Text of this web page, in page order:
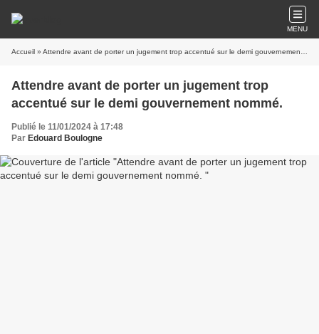
MENU
Accueil » Attendre avant de porter un jugement trop accentué sur le demi gouvernement nommé.
Attendre avant de porter un jugement trop
accentué sur le demi gouvernement nommé.
Publié le 11/01/2024 à 17:48
Par Edouard Boulogne